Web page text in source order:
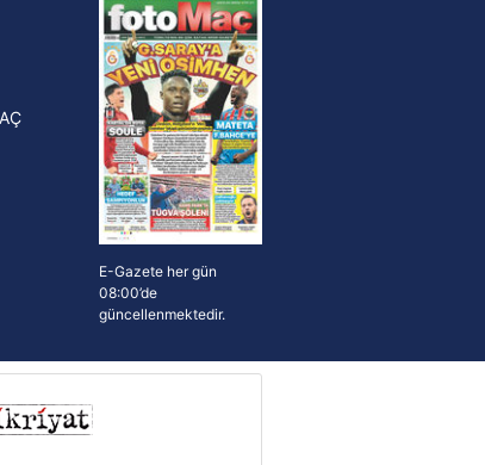
Meksika Ligi
Atlas'ın yeni teknik
E-Gazete her gün
08:00’de
güncellenmektedir.